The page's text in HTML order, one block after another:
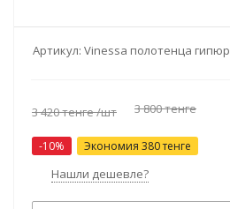
Артикул: Vinessa полотенца гипюр
3 420тенге/шт 3 800тенге
-10% Экономия 380тенге
Нашли дешевле?